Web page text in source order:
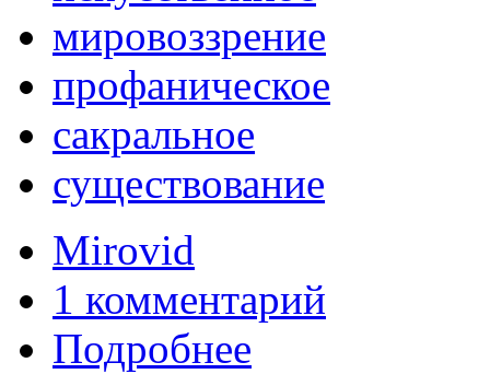
мировоззрение
профаническое
сакральное
существование
Mirovid
1 комментарий
Подробнее